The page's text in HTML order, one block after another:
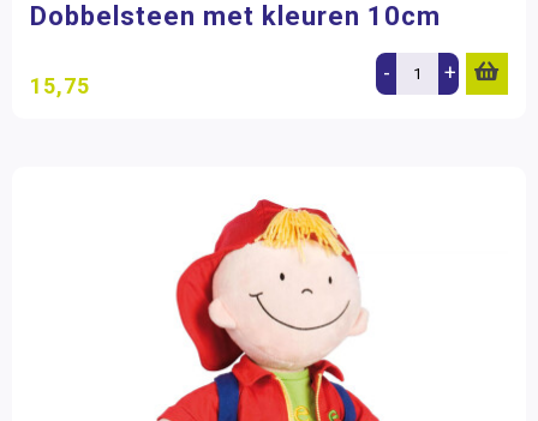
Dobbelsteen met kleuren 10cm
15,75 - +